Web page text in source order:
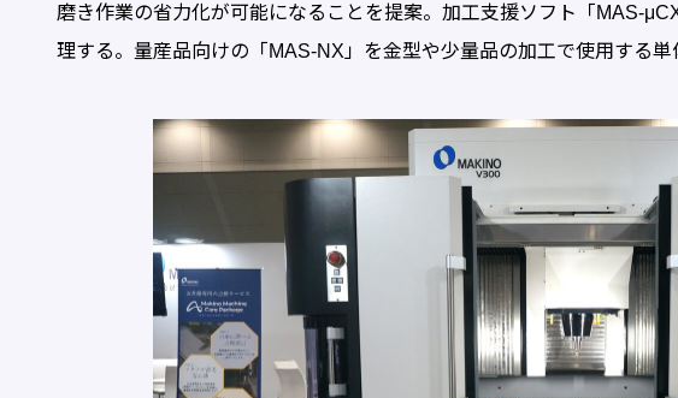
磨き作業の省力化が可能になることを提案。加工支援ソフト「MAS-
理する。量産品向けの「MAS-NX」を金型や少量品の加工で使用する単